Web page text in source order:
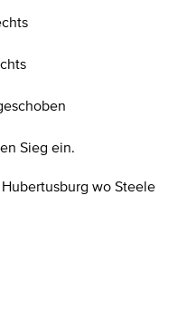
Sieg ein.
wo Steele